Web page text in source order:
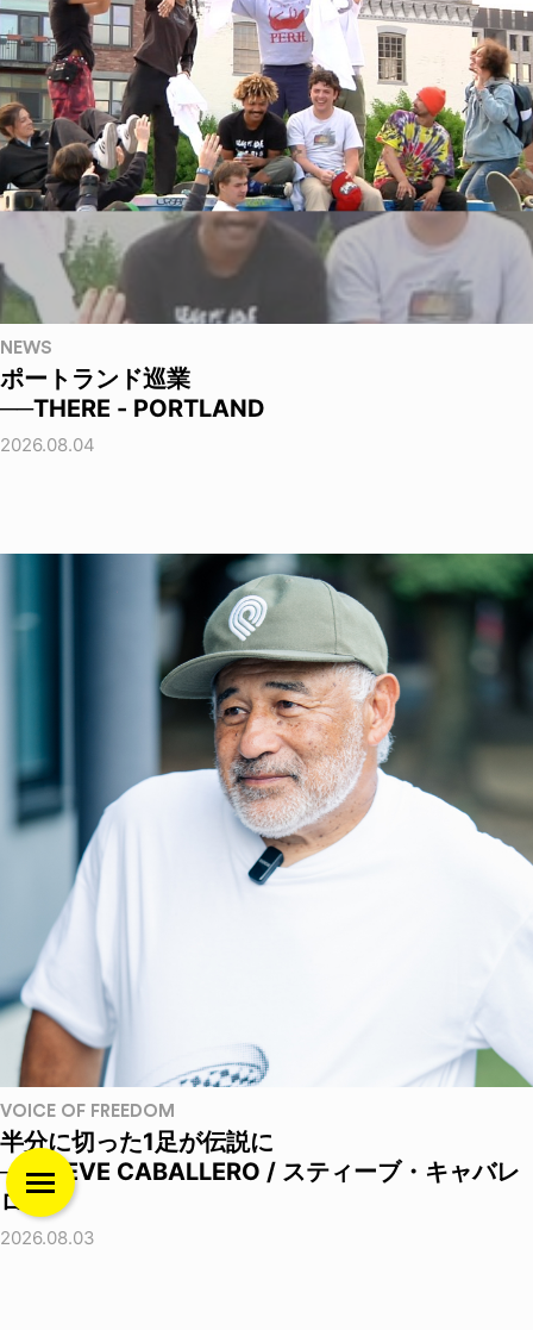
NEWS
ポートランド巡業
──THERE - PORTLAND
2026.08.04
VOICE OF FREEDOM
半分に切った1足が伝説に
──STEVE CABALLERO / スティーブ・キャバレ
ロ
2026.08.03